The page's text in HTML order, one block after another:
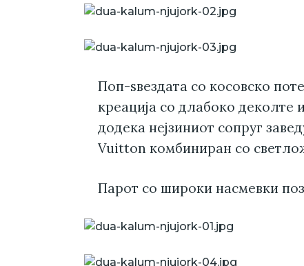
Поп-ѕвездата со косовско
креација со длабоко деколте
додека нејзиниот сопруг
Vuitton комбиниран со
Парот со широки насмевки